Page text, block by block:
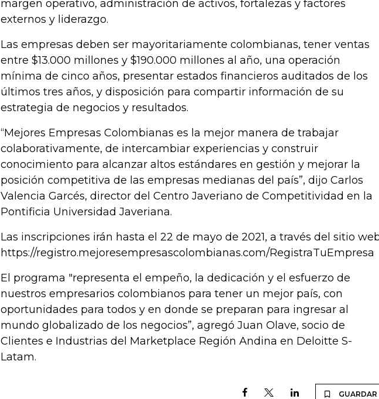
margen operativo, administración de activos, fortalezas y factores
externos y liderazgo.
Las empresas deben ser mayoritariamente colombianas, tener ventas
entre $13.000 millones y $190.000 millones al año, una operación
mínima de cinco años, presentar estados financieros auditados de los
últimos tres años, y disposición para compartir información de su
estrategia de negocios y resultados.
“Mejores Empresas Colombianas es la mejor manera de trabajar
colaborativamente, de intercambiar experiencias y construir
conocimiento para alcanzar altos estándares en gestión y mejorar la
posición competitiva de las empresas medianas del país”, dijo Carlos
Valencia Garcés, director del Centro Javeriano de Competitividad en la
Pontificia Universidad Javeriana.
Las inscripciones irán hasta el 22 de mayo de 2021, a través del sitio
https://registro.mejoresempresascolombianas.com/RegistraTuEmpresa
El programa "representa el empeño, la dedicación y el esfuerzo de
nuestros empresarios colombianos para tener un mejor país, con
oportunidades para todos y en donde se preparan para ingresar al
mundo globalizado de los negocios”, agregó Juan Olave, socio de
Clientes e Industrias del Marketplace Región Andina en Deloitte S-
Latam.
GUARDAR